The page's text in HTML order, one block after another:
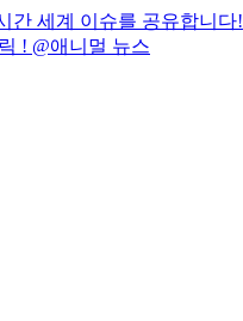
간 세계 이슈를 공유합니다!
! @애니멀 뉴스